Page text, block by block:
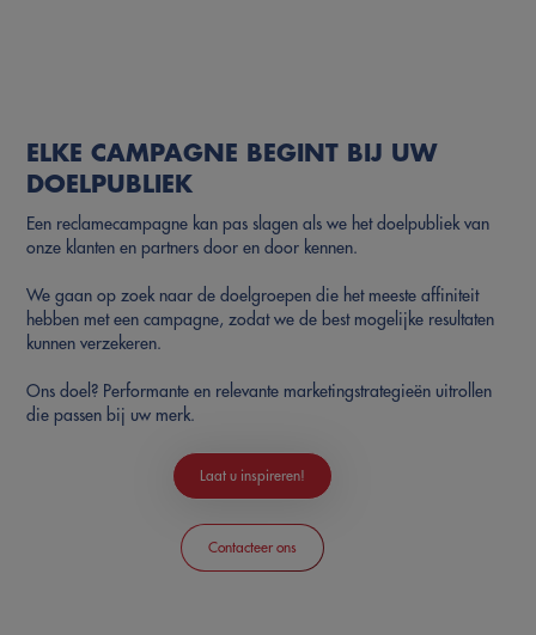
ELKE CAMPAGNE BEGINT BIJ UW
DOELPUBLIEK
Een reclamecampagne kan pas slagen als we het doelpubliek van
onze klanten en partners door en door kennen.
We gaan op zoek naar de doelgroepen die het meeste affiniteit
hebben met een campagne, zodat we de best mogelijke resultaten
kunnen verzekeren.
Ons doel? Performante en relevante marketingstrategieën uitrollen
die passen bij uw merk.
Laat u inspireren!
Contacteer ons